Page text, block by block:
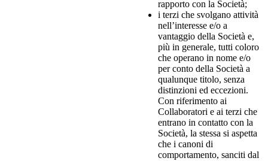
rapporto con la Società;
i terzi che svolgano attività
nell’interesse e/o a
vantaggio della Società e,
più in generale, tutti coloro
che operano in nome e/o
per conto della Società a
qualunque titolo, senza
distinzioni ed eccezioni.
Con riferimento ai
Collaboratori e ai terzi che
entrano in contatto con la
Società, la stessa si aspetta
che i canoni di
comportamento, sanciti dal